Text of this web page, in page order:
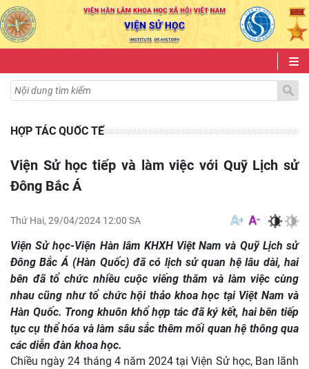
HỢP TÁC QUỐC TẾ
Viện Sử học tiếp và làm việc với Quỹ Lịch sử
Đông Bắc Á
Thứ Hai, 29/04/2024 12:00 SA
Viện Sử học-Viện Hàn lâm KHXH Việt Nam và Quỹ Lịch sử
Đông Bắc Á (Hàn Quốc) đã có lịch sử quan hệ lâu dài, hai
bên đã tổ chức nhiều cuộc viếng thăm và làm việc cùng
nhau cũng như tổ chức hội thảo khoa học tại Việt Nam và
Hàn Quốc. Trong khuôn khổ hợp tác đã ký kết, hai bên tiếp
tục cụ thể hóa và làm sâu sắc thêm mối quan hệ thông qua
các diễn đàn khoa học.
Chiều ngày 24 tháng 4 năm 2024 tại Viện Sử học, Ban lãnh